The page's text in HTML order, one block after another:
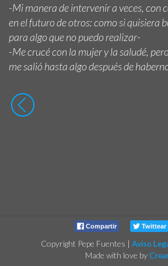
-Mi manera de intervenir a veces, con
en el futuro de otros: como si quisiera
para algo que no puedo realizar-
-Me crucé con la mujer y la saludé,
me salió hasta algo después de
Compartir Twittear
Copyright Pepe Fuentes | Aviso
Made with love by